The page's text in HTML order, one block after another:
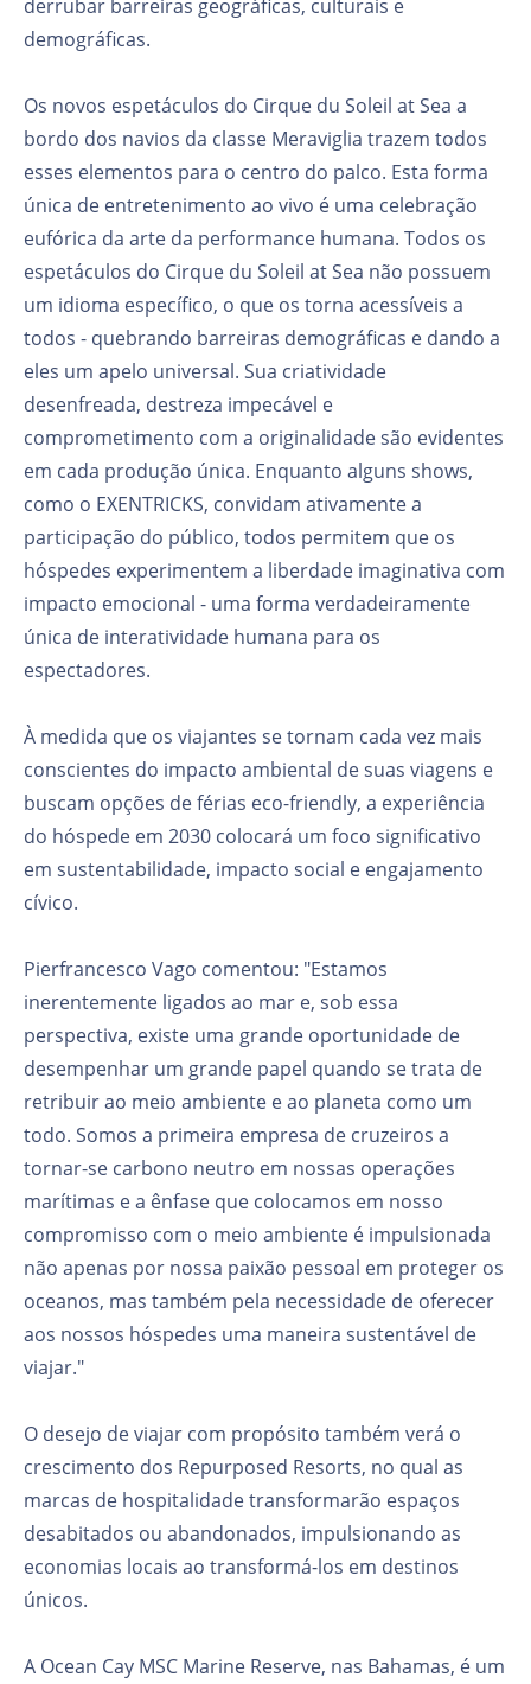
derrubar barreiras geográficas, culturais e
demográficas.
Os novos espetáculos do Cirque du Soleil at Sea a
bordo dos navios da classe Meraviglia trazem todos
esses elementos para o centro do palco. Esta forma
única de entretenimento ao vivo é uma celebração
eufórica da arte da performance humana. Todos os
espetáculos do Cirque du Soleil at Sea não possuem
um idioma específico, o que os torna acessíveis a
todos - quebrando barreiras demográficas e dando a
eles um apelo universal. Sua criatividade
desenfreada, destreza impecável e
comprometimento com a originalidade são evidentes
em cada produção única. Enquanto alguns shows,
como o EXENTRICKS, convidam ativamente a
participação do público, todos permitem que os
hóspedes experimentem a liberdade imaginativa com
impacto emocional - uma forma verdadeiramente
única de interatividade humana para os
espectadores.
À medida que os viajantes se tornam cada vez mais
conscientes do impacto ambiental de suas viagens e
buscam opções de férias eco-friendly, a experiência
do hóspede em 2030 colocará um foco significativo
em sustentabilidade, impacto social e engajamento
cívico.
Pierfrancesco Vago comentou: "Estamos
inerentemente ligados ao mar e, sob essa
perspectiva, existe uma grande oportunidade de
desempenhar um grande papel quando se trata de
retribuir ao meio ambiente e ao planeta como um
todo. Somos a primeira empresa de cruzeiros a
tornar-se carbono neutro em nossas operações
marítimas e a ênfase que colocamos em nosso
compromisso com o meio ambiente é impulsionada
não apenas por nossa paixão pessoal em proteger os
oceanos, mas também pela necessidade de oferecer
aos nossos hóspedes uma maneira sustentável de
viajar."
O desejo de viajar com propósito também verá o
crescimento dos Repurposed Resorts, no qual as
marcas de hospitalidade transformarão espaços
desabitados ou abandonados, impulsionando as
economias locais ao transformá-los em destinos
únicos.
A Ocean Cay MSC Marine Reserve, nas Bahamas, é um